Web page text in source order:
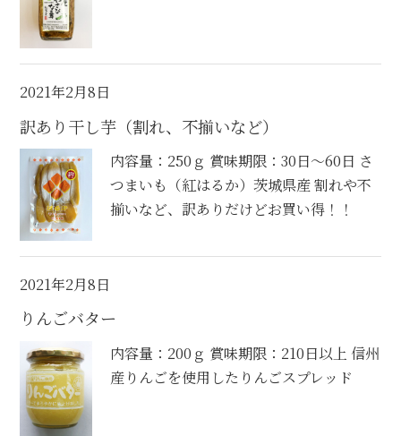
2021年2月8日
訳あり干し芋（割れ、不揃いなど）
内容量：250ｇ 賞味期限：30日～60日 さ
つまいも（紅はるか）茨城県産 割れや不
揃いなど、訳ありだけどお買い得！！
2021年2月8日
りんごバター
内容量：200ｇ 賞味期限：210日以上 信州
産りんごを使用したりんごスプレッド